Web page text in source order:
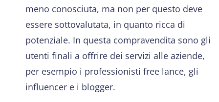
meno conosciuta, ma non per questo deve
essere sottovalutata, in quanto ricca di
potenziale. In questa compravendita sono gli
utenti finali a offrire dei servizi alle aziende,
per esempio i professionisti free lance, gli
influencer e i blogger.